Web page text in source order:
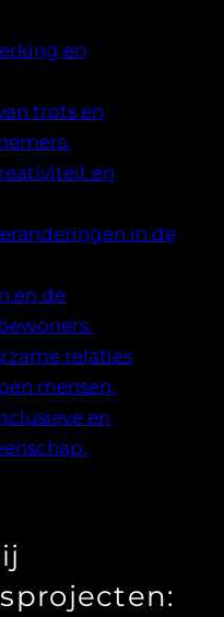
en
trots en
en
in de
en de
relaties
mensen.
en